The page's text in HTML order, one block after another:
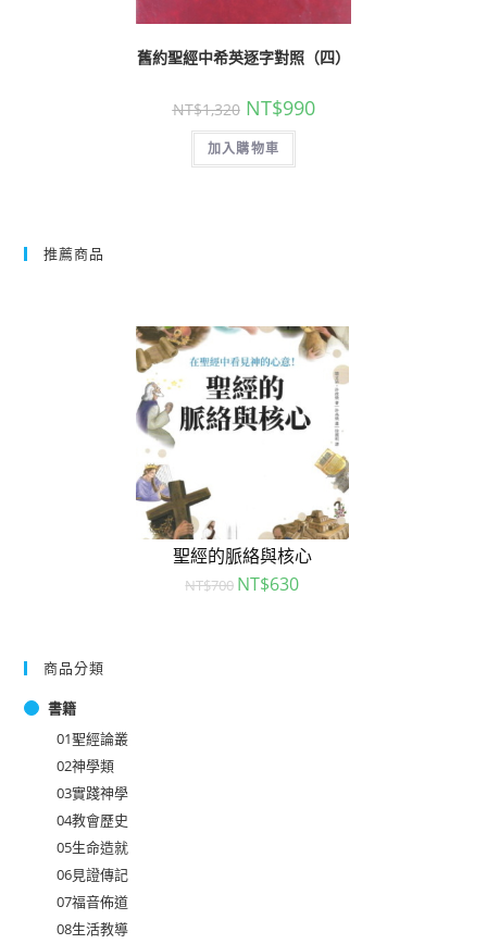
舊約聖經中希英逐字對照（四）
NT$1,320 NT$990
加入購物車
推薦商品
聖經的脈絡與核心
NT$700 NT$630
商品分類
書籍
01聖經論叢
02神學類
03實踐神學
04教會歷史
05生命造就
06見證傳記
07福音佈道
08生活教導